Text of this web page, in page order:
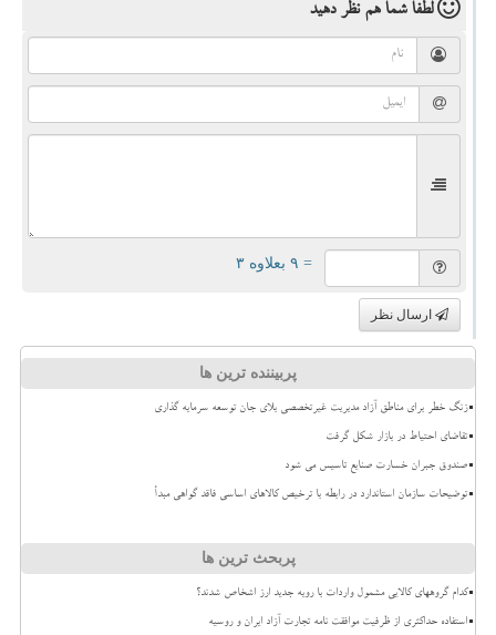
لطفا شما همنظر دهید
= ۹ بعلاوه ۳
ارسال نظر
پربیننده ترین ها
زنگ خطر برای مناطق آزاد مدیریت غیرتخصصی بلای جان توسعه سرمایه گذاری
تقاضای احتیاط در بازار شکل گرفت
صندوق جبران خسارت صنایع تاسیس می شود
توضیحات سازمان استاندارد در رابطه با ترخیص کالاهای اساسی فاقد گواهی مبدأ
پربحث ترین ها
کدام گروههای کالایی مشمول واردات با رویه جدید ارز اشخاص شدند؟
استفاده حداکثری از ظرفیت موافقت نامه تجارت آزاد ایران و روسیه